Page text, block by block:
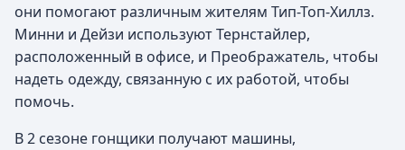
они помогают различным жителям Тип-Топ-Хиллз.
Минни и Дейзи используют Тернстайлер,
расположенный в офисе, и Преображатель, чтобы
надеть одежду, связанную с их работой, чтобы
помочь.
В 2 сезоне гонщики получают машины,